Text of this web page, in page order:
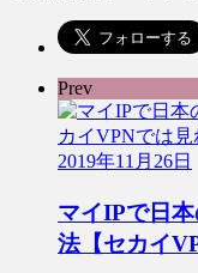
Prev
2019年11月26日
マイIPで日
法【セカイ